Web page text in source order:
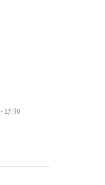
-17:30